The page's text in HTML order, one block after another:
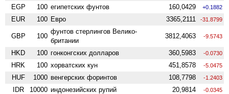
EGP 100 египетских фунтов 160,0429 +0.1882
EUR 100 Евро 3365,2111 -31.8799
GBP 100
фунтов стерлингов Велико­
британии
3812,4063 -9.5743
HKD 100 гонконгских долларов 360,5983 -0.0730
HRK 100 хорватских кун 451,8578 -5.0475
HUF 1000 венгерских форинтов 108,7798 -1.2403
IDR 10000 индонезийских рупий 20,9814 -0.0345